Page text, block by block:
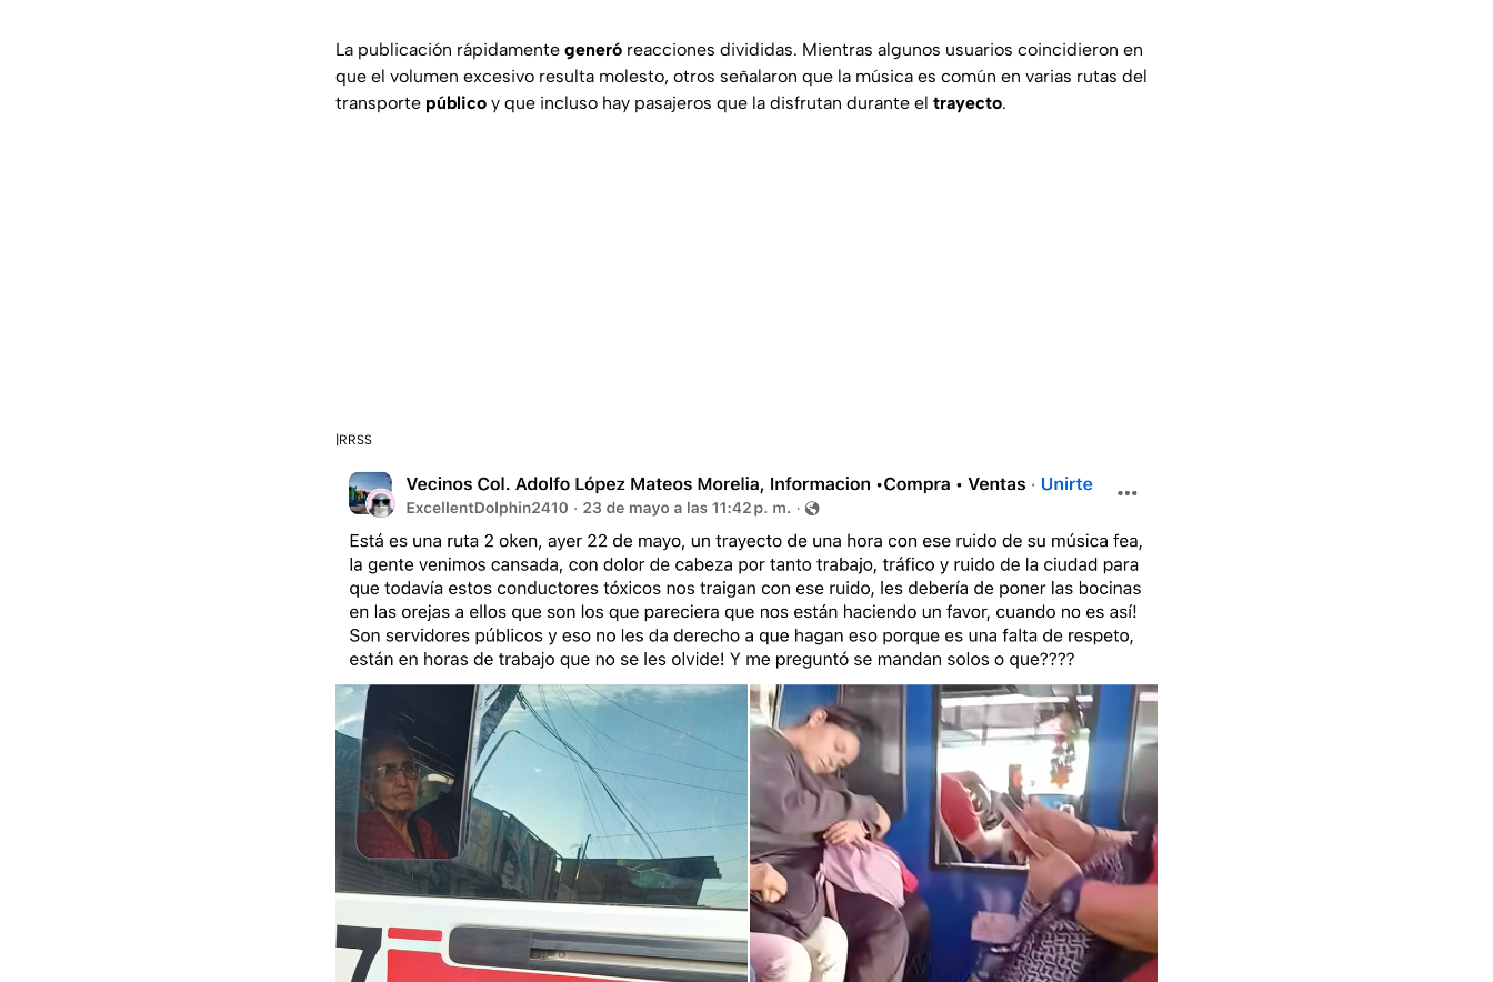
La publicación rápidamente generó reacciones divididas. Mientras algunos usuarios coincidieron en
que el volumen excesivo resulta molesto, otros señalaron que la música es común en varias rutas del
transporte público y que incluso hay pasajeros que la disfrutan durante el trayecto.
|RRSS